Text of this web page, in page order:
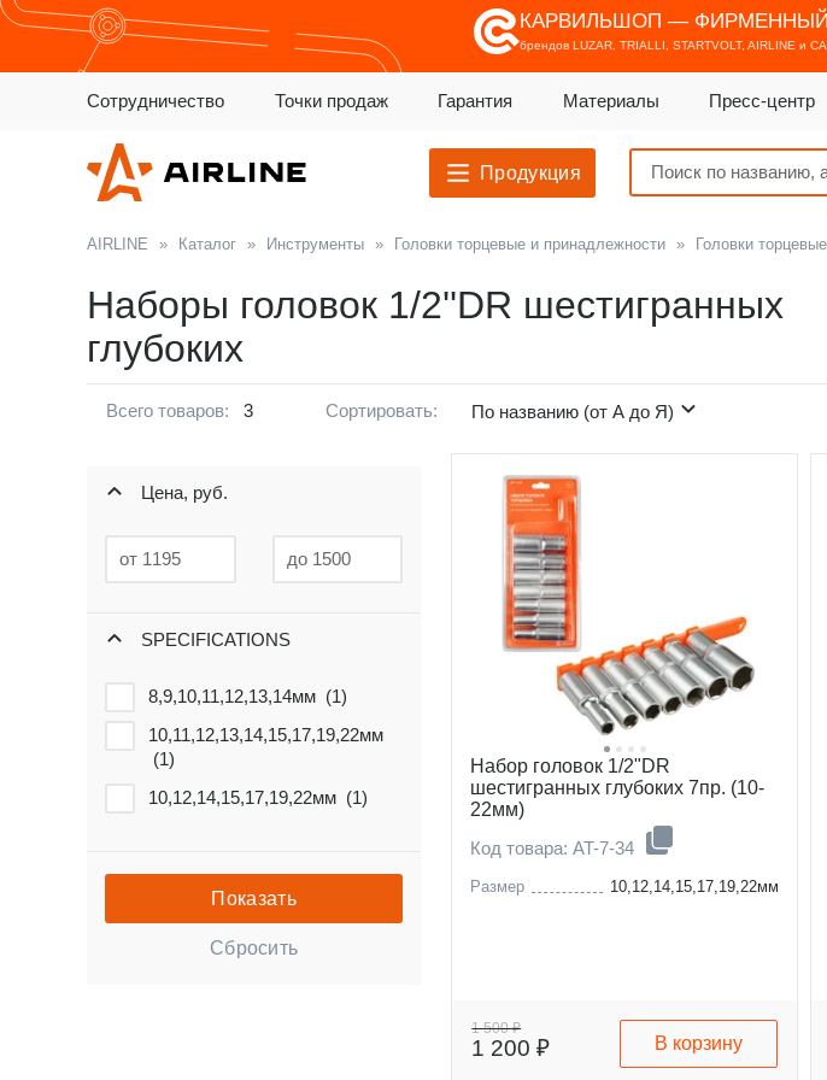
КАРВИЛЬШОП —
брендов LUZAR, TRIALLI, STARTVOLT, AIRLINE и
Сотрудничество Точки продаж Гарантия Материалы Пресс-центр
Продукция
AIRLINE » Каталог » Инструменты » Головки торцевые и принадлежности » Головки
Наборы головок 1/2''DR шестигранных
глубоких
Всего товаров: 3 Сортировать: По названию (от А до Я)
Цена, руб.
SPECIFICATIONS
8,9,10,11,12,13,14мм (1)
10,11,12,13,14,15,17,19,22мм
(1)
10,12,14,15,17,19,22мм (1)
Набор головок 1/2"DR
шестигранных глубоких 7пр. (10-
22мм)
Код товара: AT-7-34
Размер 10,12,14,15,17,19,22мм
1 500 ₽
1 200 ₽ В корзину